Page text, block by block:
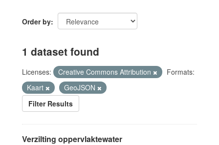
Order by
1 dataset found
Licenses: Creative Commons Attribution
Formats:
Kaart
GeoJSON
Filter Results
Verzilting oppervlaktewater